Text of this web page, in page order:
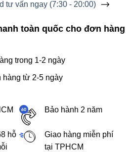
tư vấn ngay (7:30 - 20:00)
toàn quốc cho đơn hàng
trong 1-2 ngày
hàng từ 2-5 ngày
Bảo hành 2 năm
hỗ
Giao hàng miễn phí
tại TPHCM